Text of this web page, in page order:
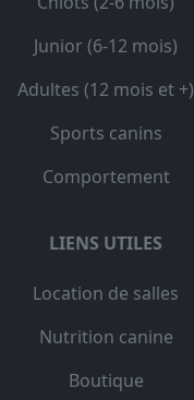
Junior (6-12 mois)
Adultes (12 mois et +)
Sports canins
Comportement
LIENS UTILES
Location de salles
Nutrition canine
Boutique